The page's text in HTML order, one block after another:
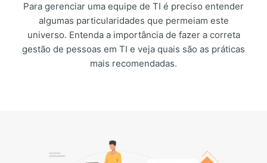
Para gerenciar uma equipe de TI é preciso entender
algumas particularidades que permeiam este
universo. Entenda a importância de fazer a correta
gestão de pessoas em TI e veja quais são as práticas
mais recomendadas.